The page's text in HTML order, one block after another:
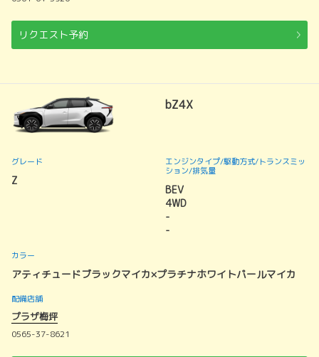
リクエスト予約
bZ4X
グレード
Z
エンジンタイプ/駆動方式/トランスミッ
ション/排気量
BEV
4WD
-
-
カラー
アティチュードブラックマイカ×プラチナホワイトパールマイカ
配備店舗
プラザ梅坪
0565-37-8621